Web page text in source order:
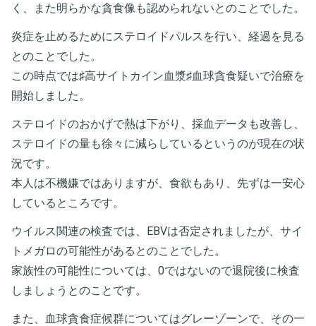
く、また明らかな貪食像も認められないとのことでした。
炎症を止めるためにステロイドパルスを行い、経過を見る
とのことでした。
この時点では♯高サイトカイン血漿♯血球貪食疑いで治療を
開始しました。
ステロイドのおかげで熱は下がり、採血データも改善し、
ステロイドの量も徐々に減らしているというのが現在の状
況です。
本人は不機嫌ではありますが、食欲もあり、先ずは一安心
しているところです。
ウイルス関連の検査では、EBVは否定されましたが、サイ
トメガロの可能性があるとのことでした。
家族性の可能性については、0ではないので退院後に検査
しましょうとのことです。
また、血球貪食症候群についてはグレーゾーンで、その一